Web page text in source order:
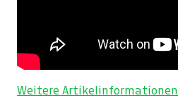
Weitere Artikelinformationen